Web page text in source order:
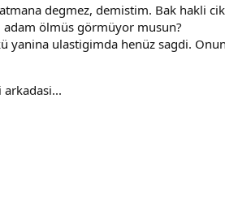
degmez, demistim. Bak hakli
ölmüs görmüyor musun?
yanina ulastigimda henüz sagdi.